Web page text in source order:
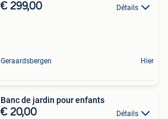
€ 299,00 Détails
Geraardsbergen Hier
Banc de jardin pour enfants
€ 20,00 Détails